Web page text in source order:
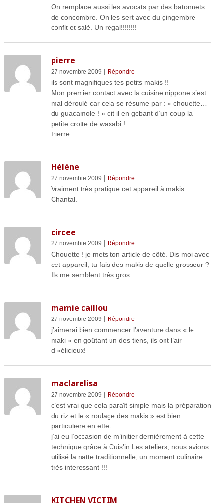
On remplace aussi les avocats par des batonnets
de concombre. On les sert avec du gingembre
confit et salé. Un régal!!!!!!!!
pierre
27 novembre 2009 | Répondre
ils sont magnifiques tes petits makis !!
Mon premier contact avec la cuisine nippone s’est
mal déroulé car cela se résume par : « chouette…
du guacamole ! » dit il en gobant d’un coup la
petite crotte de wasabi ! ….
Pierre
Hélène
27 novembre 2009 | Répondre
Vraiment très pratique cet appareil à makis
Chantal.
circee
27 novembre 2009 | Répondre
Chouette ! je mets ton article de côté. Dis moi avec
cet appareil, tu fais des makis de quelle grosseur ?
Ils me semblent très gros.
mamie caillou
27 novembre 2009 | Répondre
j’aimerai bien commencer l’aventure dans « le
maki » en goûtant un des tiens, ils ont l’air
d »élicieux!
maclarelisa
27 novembre 2009 | Répondre
c’est vrai que cela paraît simple mais la préparation
du riz et le « roulage des makis » est bien
particulière en effet
j’ai eu l’occasion de m’initier dernièrement à cette
technique grâce à Cuis’in Les ateliers, nous avions
utilisé la natte traditionnelle, un moment culinaire
très interessant !!!
KITCHEN VICTIM